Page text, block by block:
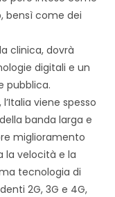
bensì come dei
clinica, dovrà
digitali e un
pubblica.
viene spesso
banda larga e
miglioramento
la velocità e la
tecnologia di
2G, 3G e 4G,